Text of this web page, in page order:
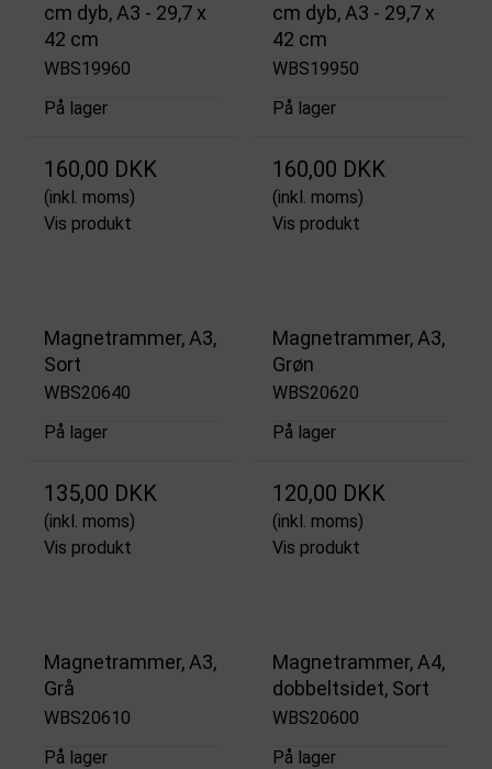
cm dyb, A3 - 29,7 x
42 cm
WBS19960
På lager
160,00 DKK
(inkl. moms)
Vis produkt
cm dyb, A3 - 29,7 x
42 cm
WBS19950
På lager
160,00 DKK
(inkl. moms)
Vis produkt
Magnetrammer, A3,
Sort
WBS20640
På lager
135,00 DKK
(inkl. moms)
Vis produkt
Magnetrammer, A3,
Grøn
WBS20620
På lager
120,00 DKK
(inkl. moms)
Vis produkt
Magnetrammer, A3,
Grå
WBS20610
På lager
Magnetrammer, A4,
dobbeltsidet, Sort
WBS20600
På lager